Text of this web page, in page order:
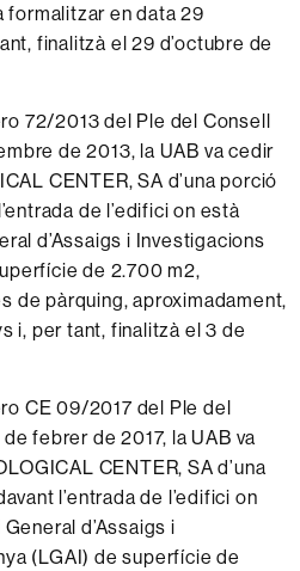
formalitzar en data 29
finalitzà el 29 d’octubre de
72/2013 del Ple del Consell
de 2013, la UAB va cedir
CENTER, SA d’una porció
de l’edifici on està
d’Assaigs i Investigacions
de 2.700 m2,
de pàrquing, aproximadament,
i, per tant, finalitzà el 3 de
CE 09/2017 del Ple del
febrer de 2017, la UAB va
CENTER, SA d’una
l’entrada de l’edifici on
d’Assaigs i
(LGAI) de superfície de